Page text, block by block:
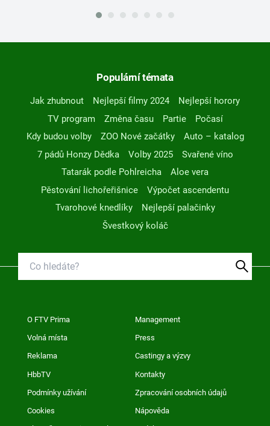
Populární témata
Jak zhubnout Nejlepší filmy 2024
Nejlepší horory
TV program
Změna času Partie
Počasí
Kdy budou volby
ZOO Nové začátky
Auto – katalog
7 pádů Honzy Dědka
Volby 2025
Svařené víno
Tatarák podle Pohlreicha
Aloe vera
Pěstování lichořeřišnice
Výpočet ascendentu
Tvarohové knedlíky
Nejlepší palačinky
Švestkový koláč
O FTV Prima Management
Volná místa Press
Reklama Castingy a výzvy
HbbTV Kontakty
Podmínky užívání Zpracování osobních údajů
Cookies Nápověda